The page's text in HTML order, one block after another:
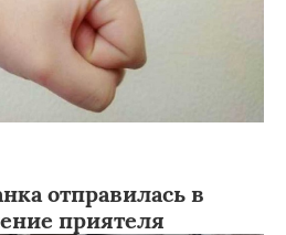
отправилась в
приятеля